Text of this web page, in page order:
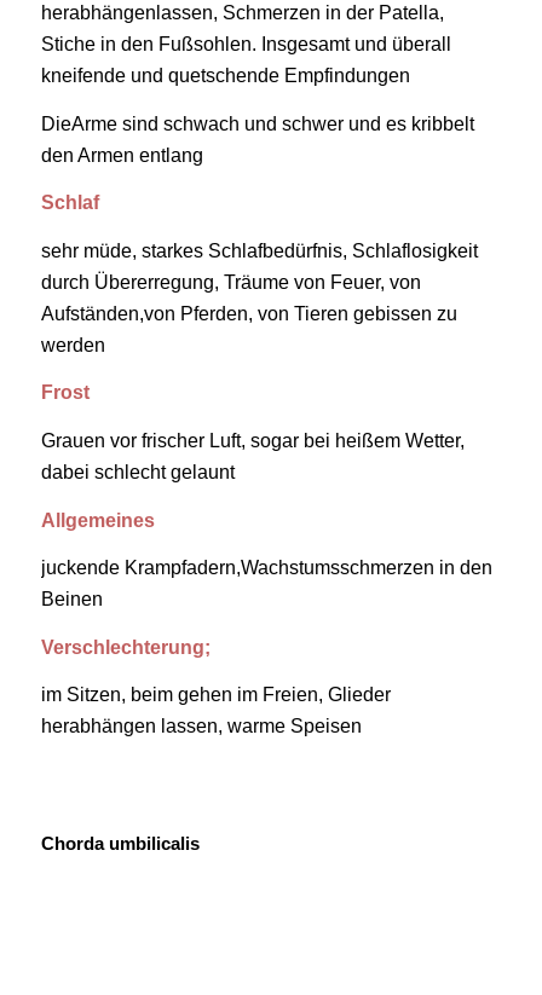
herabhängenlassen, Schmerzen in der Patella,
Stiche in den Fußsohlen. Insgesamt und überall
kneifende und quetschende Empfindungen
DieArme sind schwach und schwer und es kribbelt
den Armen entlang
Schlaf
sehr müde, starkes Schlafbedürfnis, Schlaflosigkeit
durch Übererregung, Träume von Feuer, von
Aufständen,von Pferden, von Tieren gebissen zu
werden
Frost
Grauen vor frischer Luft, sogar bei heißem Wetter,
dabei schlecht gelaunt
Allgemeines
juckende Krampfadern,Wachstumsschmerzen in den
Beinen
Verschlechterung;
im Sitzen, beim gehen im Freien, Glieder
herabhängen lassen, warme Speisen
Chorda umbilicalis